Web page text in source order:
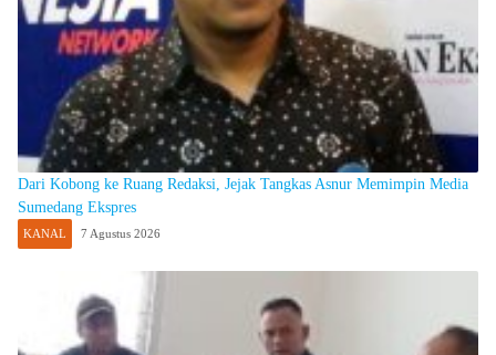
Dari Kobong ke Ruang Redaksi, Jejak Tangkas Asnur Memimpin Media
Sumedang Ekspres
KANAL 7 Agustus 2026